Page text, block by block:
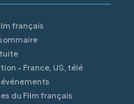
français
- France, US, télé
du Film français